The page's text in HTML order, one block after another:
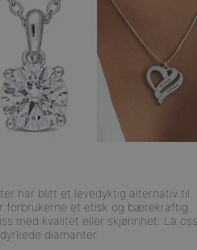
har blitt et levedyktig alternativ til
forbrukerne et etisk og bærekraftig
med kvalitet eller skjønnhet. La oss
diamanter.